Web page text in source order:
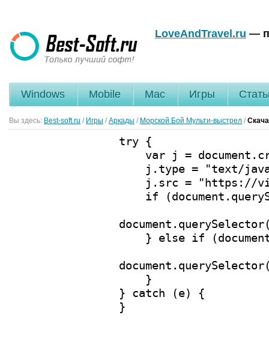
LoveAndTravel.ru —
Windows Mobile Mac Игры
Вы здесь: Best-soft.ru / Игры / Аркады / Морской Бой Мульти-выстрел /